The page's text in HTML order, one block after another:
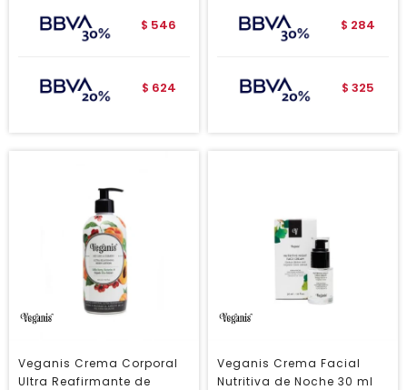
$ 546
$ 624
$ 284
$ 325
Veganis Crema Corporal
Ultra Reafirmante de
Veganis Crema Facial
Nutritiva de Noche 30 ml